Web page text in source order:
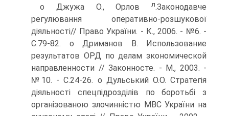
о Джужа О., Орлов
л.Законодавче
регулювання оперативно-розшукової
діяльності// Право України. - К., 2006. - №6. -
С.79-82. о Дриманов В. Использование
результатов ОРД по делам зкономической
направленности // Законносте. - М., 2003. -
№10. - С.24-26. о Дульський О.О. Стратегія
діяльності спецпідрозділів по боротьбі з
організованою злочинністю МВС України на